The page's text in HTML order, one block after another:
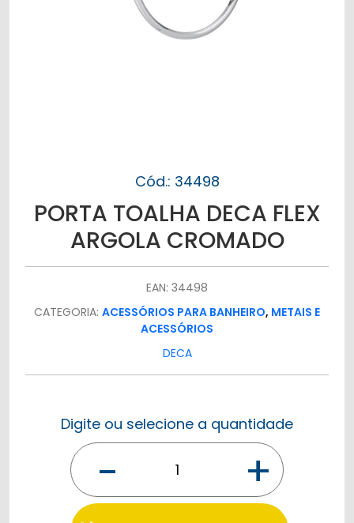
Cód.: 34498
PORTA TOALHA DECA FLEX
ARGOLA CROMADO
EAN: 34498
CATEGORIA: ACESSÓRIOS PARA BANHEIRO, METAIS E
ACESSÓRIOS
DECA
Digite ou selecione a quantidade
- +